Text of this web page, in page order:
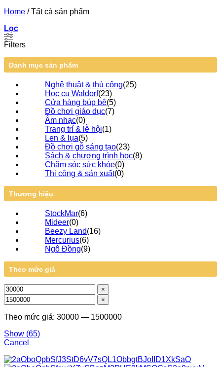
Home /Tất cả sản phẩm
Lọc
Filters
Danh mục sản phẩm
Nghệ thuật & thủ công(25)
Học cụ Waldorf(23)
Cửa hàng búp bê(5)
Đồ chơi giáo dục(7)
Âm nhạc(0)
Trang trí & lễ hội(1)
Len & lụa(5)
Đồ chơi gỗ sáng tạo(23)
Sách & chương trình học(8)
Chăm sóc sức khỏe(0)
Thi công & sản xuất(0)
Thương hiệu
StockMar(6)
Mideer(0)
Beezy Land(16)
Mercurius(6)
Ngô Đồng(9)
Theo mức giá
×
×
Theo mức giá: 30000 — 1500000
Show (65)
Cancel